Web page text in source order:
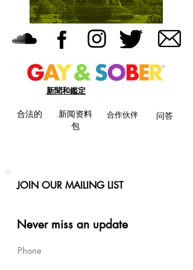
新聞和鑑定
合法的
新闻资料
包
合作伙伴 问答
JOIN OUR MAILING LIST
Never miss an update
Phone